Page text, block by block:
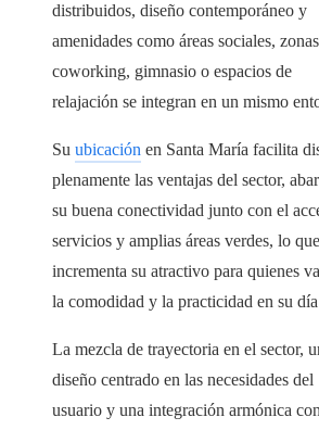
distribuidos, diseño contemporáneo y
amenidades como áreas sociales,
coworking, gimnasio o espacios de
relajación se integran en un mismo
Su ubicación en Santa María facilita
plenamente las ventajas del sector,
su buena conectividad junto con el
servicios y amplias áreas verdes, lo que
incrementa su atractivo para quienes
la comodidad y la practicidad en su
La mezcla de trayectoria en el sector,
diseño centrado en las necesidades del
usuario y una integración armónica